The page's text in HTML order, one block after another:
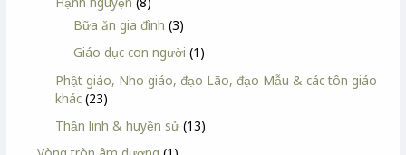
Bữa ăn gia đình (3)
Giáo dục con người (1)
Phật giáo, Nho giáo, đạo Lão, đạo Mẫu & các tôn giáo
khác (23)
Thần linh & huyền sử (13)